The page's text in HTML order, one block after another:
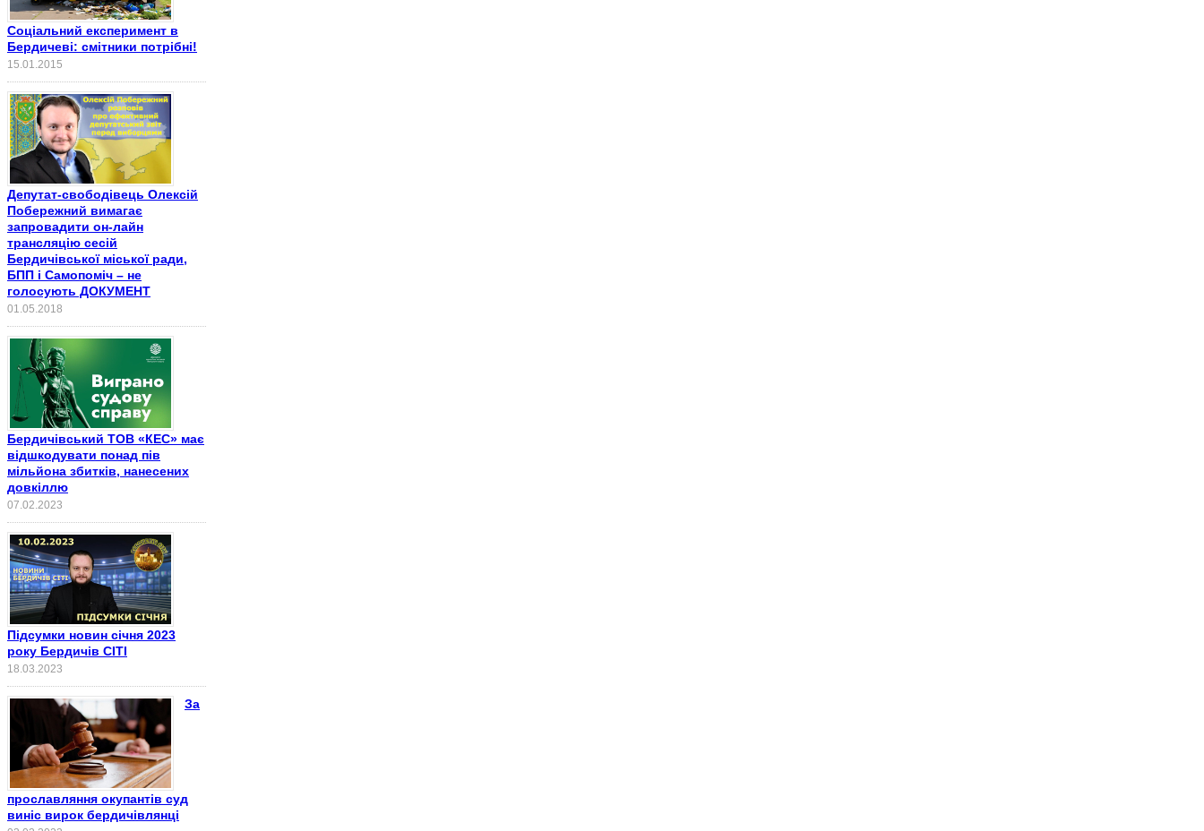
Соціальний експеримент в
Бердичеві: смітники потрібні!
15.01.2015
Депутат-свободівець Олексій
Побережний вимагає
запровадити он-лайн
трансляцію сесій
Бердичівської міської ради,
БПП і Самопоміч – не
голосують ДОКУМЕНТ
01.05.2018
Бердичівський ТОВ «КЕС» має
відшкодувати понад пів
мільйона збитків, нанесених
довкіллю
07.02.2023
Підсумки новин січня 2023
року Бердичів СІТІ
18.03.2023
За
прославляння окупантів суд
виніс вирок бердичівлянці